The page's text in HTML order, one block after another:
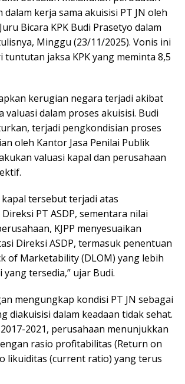
dalam kerja sama akuisisi PT JN oleh
Bicara KPK Budi Prasetyo dalam
Minggu (23/11/2025). Vonis ini
tuntutan jaksa KPK yang meminta 8,5
kerugian negara terjadi akibat
valuasi dalam proses akuisisi. Budi
terjadi pengkondisian proses
oleh Kantor Jasa Penilai Publik
valuasi kapal dan perusahaan
tersebut terjadi atas
PT ASDP, sementara nilai
KJPP menyesuaikan
Direksi ASDP, termasuk penentuan
of Marketability (DLOM) yang lebih
tersedia,” ujar Budi.
mengungkap kondisi PT JN sebagai
diakuisisi dalam keadaan tidak sehat.
2021, perusahaan menunjukkan
rasio profitabilitas (Return on
likuiditas (current ratio) yang terus